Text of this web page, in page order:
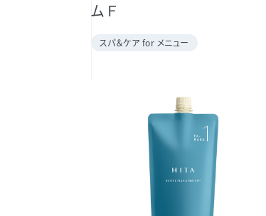
ム F
スパ＆ケア for メニュー